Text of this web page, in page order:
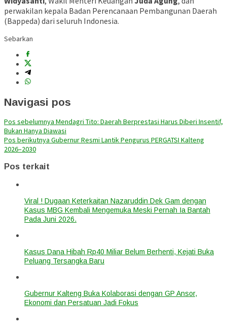
perwakilan kepala Badan Perencanaan Pembangunan Daerah
(Bappeda) dari seluruh Indonesia.
Sebarkan
Navigasi pos
Pos sebelumnya Mendagri Tito: Daerah Berprestasi Harus Diberi Insentif,
Bukan Hanya Diawasi
Pos berikutnya Gubernur Resmi Lantik Pengurus PERGATSI Kalteng
2026–2030
Pos terkait
Viral ! Dugaan Keterkaitan Nazaruddin Dek Gam dengan
Kasus MBG Kembali Mengemuka Meski Pernah Ia Bantah
Pada Juni 2026.
Kasus Dana Hibah Rp40 Miliar Belum Berhenti, Kejati Buka
Peluang Tersangka Baru
Gubernur Kalteng Buka Kolaborasi dengan GP Ansor,
Ekonomi dan Persatuan Jadi Fokus